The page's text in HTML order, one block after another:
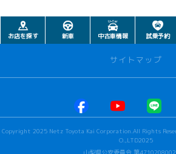
お店を探す 新車 中古車情報 試乗予約
サイトマップ
河口湖店
Copyright 2025 Netz Toyota Kai Corporation.All Rights
O.,LTD2025
山梨県公安委員会 第